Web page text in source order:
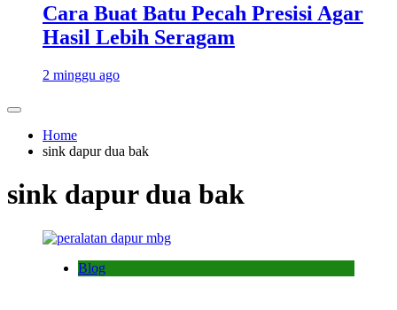
Cara Buat Batu Pecah Presisi Agar
Hasil Lebih Seragam
2 minggu ago
Home
sink dapur dua bak
sink dapur dua bak
Blog